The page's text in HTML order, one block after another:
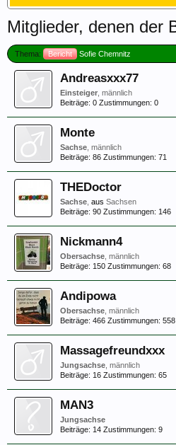
Mitglieder, denen der
Thema: Bericht Sofie Chemnitz
Andreasxxx77
Einsteiger, männlich
Beiträge: 0 Zustimmungen: 0
Monte
Sachse, männlich
Beiträge: 86 Zustimmungen: 71
THEDoctor
Sachse, aus Sachsen
Beiträge: 90 Zustimmungen: 146
Nickmann4
Obersachse, männlich
Beiträge: 150 Zustimmungen: 68
Andipowa
Obersachse, männlich
Beiträge: 466 Zustimmungen: 558
Massagefreundxxx
Jungsachse, männlich
Beiträge: 16 Zustimmungen: 65
MAN3
Jungsachse
Beiträge: 14 Zustimmungen: 9